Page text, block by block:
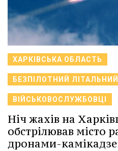
ХАРКІВСЬКА ОБЛАСТЬ
БЕЗПІЛОТНИЙ
ВІЙСЬКОВОСЛУЖБОВЦІ
Ніч жахів на
обстрілював місто
дронами-